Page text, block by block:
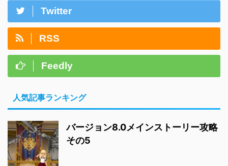
Twitter
RSS
Feedly
人気記事ランキング
バージョン8.0メインストーリー攻略
その5